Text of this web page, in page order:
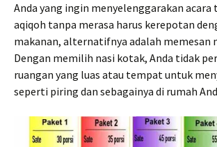
Anda yang ingin menyelenggarakan acara
aqiqoh tanpa merasa harus kerepotan
makanan, alternatifnya adalah memesan
Dengan memilih nasi kotak, Anda tidak
ruangan yang luas atau tempat untuk
seperti piring dan sebagainya di rumah